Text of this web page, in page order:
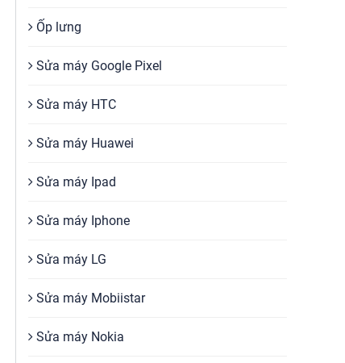
Ốp lưng
Sửa máy Google Pixel
Sửa máy HTC
Sửa máy Huawei
Sửa máy Ipad
Sửa máy Iphone
Sửa máy LG
Sửa máy Mobiistar
Sửa máy Nokia